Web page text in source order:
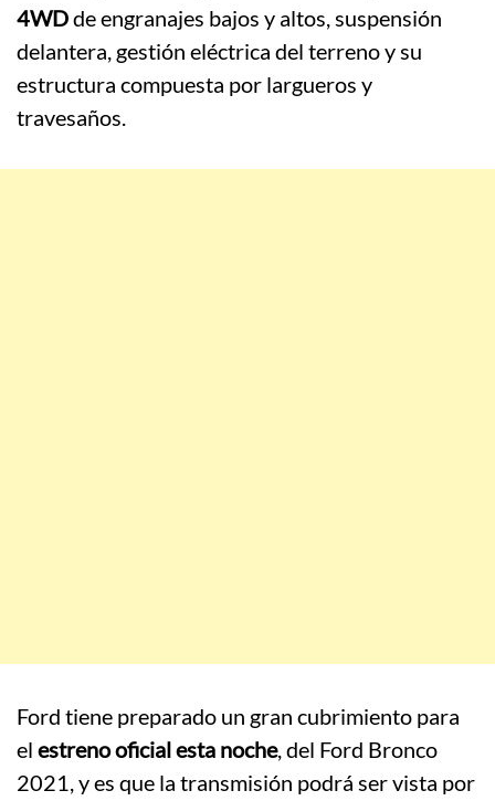
4WDde engranajes bajos y altos, suspensión
delantera, gestión eléctrica del terreno y su
estructura compuesta por largueros y
travesaños.
Ford tiene preparado un gran cubrimiento para
el estreno oficial esta noche, del Ford Bronco
2021, y es que la transmisión podrá ser vista por